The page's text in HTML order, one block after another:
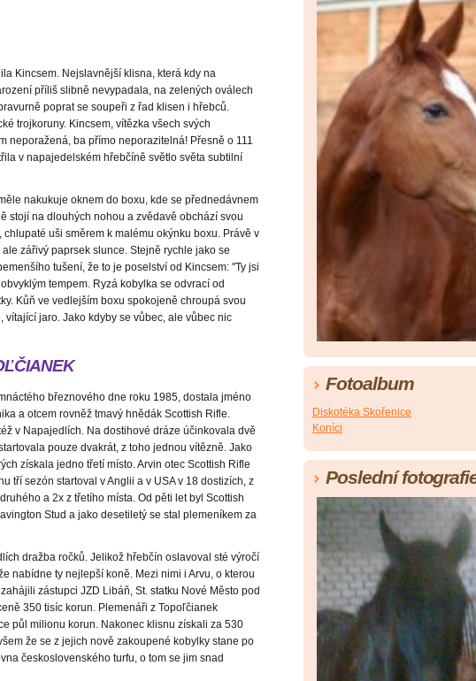
Kincsem. Nejslavnější klisna, která kdy na
příliš slibně nevypadala, na zelených oválech
poprat se soupeři z řad klisen i hřebců.
trojkoruny. Kincsem, vítězka všech svých
neporažená, ba přímo neporazitelná! Přesně o 111
v napajedelském hřebčíně světlo světa subtilní
nakukuje oknem do boxu, kde se přednedávnem
stojí na dlouhých nohou a zvědavě obchází svou
uši směrem k malému okýnku boxu. Právě v
zářivý paprsek slunce. Stejně rychle jako se
tušení, že to je poselství od Kincsem: "Ty jsi
tempem. Ryzá kobylka se odvrací od
Kůň ve vedlejším boxu spokojeně chroupá svou
vítající jaro. Jako kdyby se vůbec, ale vůbec nic
březnového dne roku 1985, dostala jméno
a otcem rovněž tmavý hnědák Scottish Rifle.
v Napajedlích. Na dostihové dráze účinkovala dvě
pouze dvakrát, z toho jednou vítězně. Jako
získala jedno třetí místo. Arvin otec Scottish Rifle
tří sezón startoval v Anglii a v USA v 18 dostizích, z
a 2x z třetího místa. Od pěti let byl Scottish
Stud a jako desetiletý se stal plemeníkem za
dražba ročků. Jelikož hřebčín oslavoval sté výročí
nabídne ty nejlepší koně. Mezi nimi i Arvu, o kterou
zástupci JZD Libáň, St. statku Nové Město pod
350 tisíc korun. Plemenáři z Topoľčianek
půl milionu korun. Nakonec klisnu získali za 530
že se z jejich nově zakoupené kobylky stane po
československého turfu, o tom se jim snad
Fotoalbum
Diskotéka Skořenice
Koníci
Poslední